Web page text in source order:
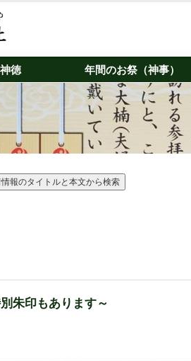
徳 年間のお祭（神事）
朱印もあります～